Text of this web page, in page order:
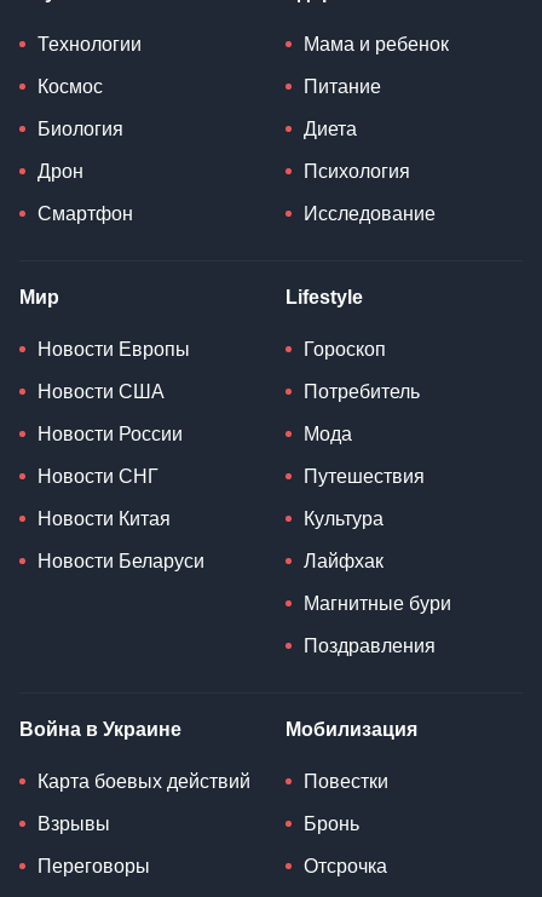
Технологии
Космос
Биология
Дрон
Смартфон
Мама и ребенок
Питание
Диета
Психология
Исследование
Мир
Новости Европы
Новости США
Новости России
Новости СНГ
Новости Китая
Новости Беларуси
Lifestyle
Гороскоп
Потребитель
Мода
Путешествия
Культура
Лайфхак
Магнитные бури
Поздравления
Война в Украине
Карта боевых действий
Взрывы
Переговоры
Мобилизация
Повестки
Бронь
Отсрочка